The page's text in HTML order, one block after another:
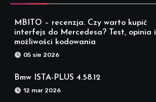
MBITO – recenzja. Czy warto kupić
interfejs do Mercedesa? Test, opinia i
możliwości kodowania
05 sie 2026
Bmw ISTA-PLUS 4.58.12
12 mar 2026